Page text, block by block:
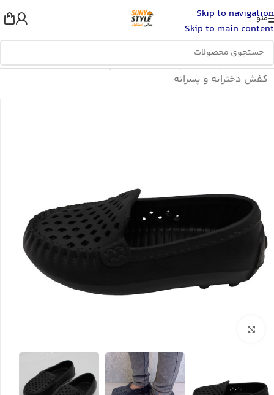
Skip to navigation
Skip to main content
منو
خانه/مد و پوشاک/بچگانه/دخترانه و پسرانه/
کفش دخترانه و پسرانه